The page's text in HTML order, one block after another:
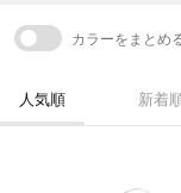
カラーをまとめ
人気順 新着